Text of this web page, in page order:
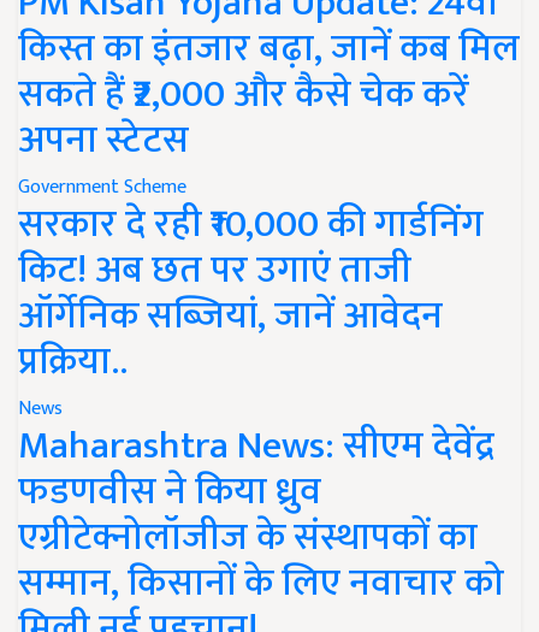
किस्त का इंतजार बढ़ा, जानें कब मिल
सकते हैं ₹2,000 और कैसे चेक करें
अपना स्टेटस
Government Scheme
सरकार दे रही ₹10,000 की गार्डनिंग
किट! अब छत पर उगाएं ताजी
ऑर्गेनिक सब्जियां, जानें आवेदन
प्रक्रिया..
News
Maharashtra News: सीएम देवेंद्र
फडणवीस ने किया ध्रुव
एग्रीटेक्नोलॉजीज के संस्थापकों का
सम्मान, किसानों के लिए नवाचार को